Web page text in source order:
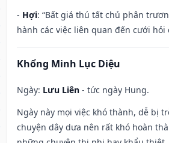
- Hợi: “Bất giá thú tất chủ phân
hành các việc liên quan đến cưới
Khổng Minh Lục Diệu
Ngày: Lưu Liên - tức ngày Hung.
Ngày này mọi việc khó thành, dễ bị
chuyện dây dưa nên rất khó hoàn